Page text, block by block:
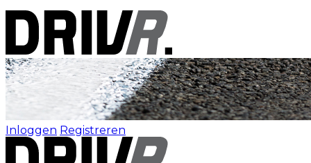
Inloggen Registreren